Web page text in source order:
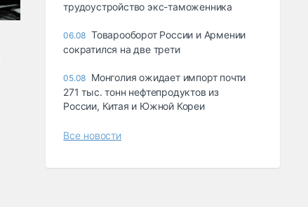
трудоустройство экс-таможенника
06.08 Товарооборот России и Армении
сократился на две трети
05.08 Монголия ожидает импорт почти
271 тыс. тонн нефтепродуктов из
России, Китая и Южной Кореи
Все новости